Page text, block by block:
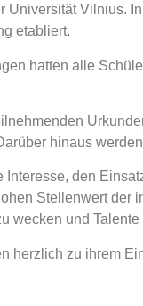
Universität Vilnius.
etabliert.
hatten alle
hinaus
den
Stellenwert
wecken und Talente
herzlich zu ihrem